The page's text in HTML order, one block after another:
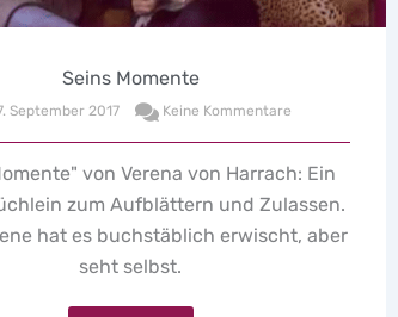
Ein
aber
19. Januar 2017
Vorhang auf für
Kondom-Fragerunde